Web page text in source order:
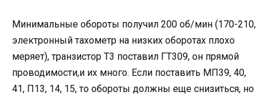
Минимальные обороты получил 200 об/мин (170-210,
электронный тахометр на низких оборотах плохо
меряет), транзистор Т3 поставил ГТ309, он прямой
проводимости,и их много. Если поставить МП39, 40,
41, П13, 14, 15, то обороты должны еще снизиться, но